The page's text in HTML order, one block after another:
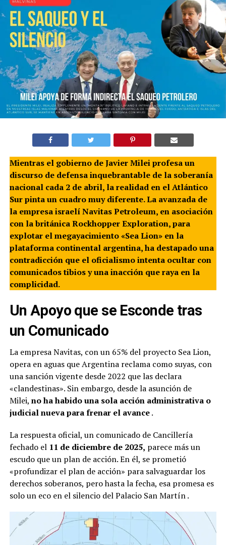
Mientras el gobierno de Javier Milei profesa un
discurso de defensa inquebrantable de la soberanía
nacional cada 2 de abril, la realidad en el Atlántico
Sur pinta un cuadro muy diferente. La avanzada de
la empresa israelí Navitas Petroleum, en asociación
con la británica Rockhopper Exploration, para
explotar el megayacimiento «Sea Lion» en la
plataforma continental argentina, ha destapado una
contradicción que el oficialismo intenta ocultar con
comunicados tibios y una inacción que raya en la
complicidad.
Un Apoyo que se Esconde tras
un Comunicado
La empresa Navitas, con un 65% del proyecto Sea Lion,
opera en aguas que Argentina reclama como suyas, con
una sanción vigente desde 2022 que las declara
«clandestinas». Sin embargo, desde la asunción de
Milei, no ha habido una sola acción administrativa o
judicial nueva para frenar el avance.
La respuesta oficial, un comunicado de Cancillería
fechado el 11 de diciembre de 2025, parece más un
escudo que un plan de acción. En él, se prometió
«profundizar el plan de acción» para salvaguardar los
derechos soberanos, pero hasta la fecha, esa promesa es
solo un eco en el silencio del Palacio San Martín.